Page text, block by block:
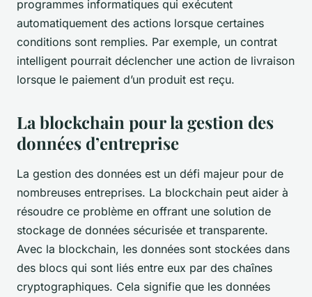
programmes informatiques qui exécutent
automatiquement des actions lorsque certaines
conditions sont remplies. Par exemple, un contrat
intelligent pourrait déclencher une action de livraison
lorsque le paiement d’un produit est reçu.
La blockchain pour la gestion des
données d’entreprise
La gestion des données est un défi majeur pour de
nombreuses entreprises. La blockchain peut aider à
résoudre ce problème en offrant une solution de
stockage de données sécurisée et transparente.
Avec la blockchain, les données sont stockées dans
des blocs qui sont liés entre eux par des chaînes
cryptographiques. Cela signifie que les données